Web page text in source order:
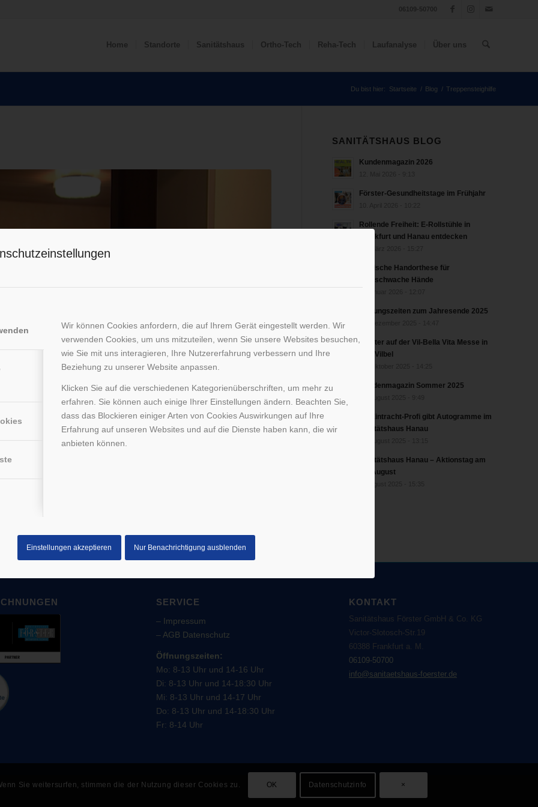
Wir können Cookies anfordern, die auf Ihrem Gerät eingestellt werden. Wir
verwenden Cookies, um uns mitzuteilen, wenn Sie unsere Websites besuchen,
wie Sie mit uns interagieren, Ihre Nutzererfahrung verbessern und Ihre
Beziehung zu unserer Website anpassen.
Klicken Sie auf die verschiedenen Kategorienüberschriften, um mehr zu
erfahren. Sie können auch einige Ihrer Einstellungen ändern. Beachten Sie,
dass das Blockieren einiger Arten von Cookies Auswirkungen auf Ihre
Erfahrung auf unseren Websites und auf die Dienste haben kann, die wir
anbieten können.
Einstellungen akzeptieren Nur Benachrichtigung ausblenden
Home Standorte Sanitätshaus Ortho-Tech Reha-Tech Laufanalyse Über uns
Du bist hier: Startseite / Blog / Treppensteighilfe
für Maintal-Bischofsheim.
Rundfunk über unsere Lieferung eines Treppensteigers an einen
die Funktionsweise und die Handhabung von Treppensteigern
Rösler sind auch in diesem Bericht zu sehen.
SANITÄTSHAUS BLOG
Kundenmagazin 2026
Förster-Gesundheitstage im Frühjahr
Rollende Freiheit: E-Rollstühle in
Frankfurt und Hanau entdecken
bionische Handorthese für
greifschwache Hände
Öffnungszeiten zum Jahresende 2025
Förster auf der Vil-Bella Vita Messe in
Bad Vilbel
Kundenmagazin Sommer 2025
Ex-Eintracht-Profi gibt Autogramme im
Sanitätshaus Hanau
Sanitätshaus Hanau – Aktionstag am
20. August
SERVICE
– Impressum
–AGB Datenschutz
Öffnungszeiten:
Mo: 8-13 Uhr und 14-16 Uhr
Di: 8-13 Uhr und 14-18:30 Uhr
Mi: 8-13 Uhr und 14-17 Uhr
Do: 8-13 Uhr und 14-18:30 Uhr
Fr: 8-14 Uhr
KONTAKT
Sanitätshaus Förster GmbH & Co. KG
Victor-Slotosch-Str.19
60388 Frankfurt a. M.
06109-50700
info@sanitaetshaus-foerster.de
Sie weitersurfen, stimmen die der Nutzung dieser Cookies zu. OK Datenschutzinfo ×